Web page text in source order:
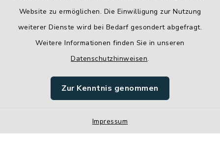
Website zu ermöglichen. Die Einwilligung zur Nutzung
weiterer Dienste wird bei Bedarf gesondert abgefragt.
Weitere Informationen finden Sie in unseren
Datenschutzhinweisen.
Zur Kenntnis genommen
Impressum
Barrierefreiheit
Impressum
Sitemap